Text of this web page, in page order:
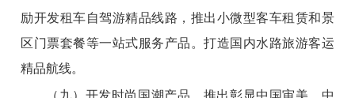
励开发租车自驾游精品线路，推出小微型客车租赁和景
区门票套餐等一站式服务产品。打造国内水路旅游客运
精品航线。
（九）开发时尚国潮产品。 推出彰显中国审美、中